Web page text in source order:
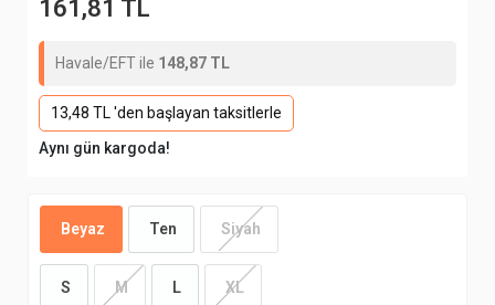
161,81 TL
Havale/EFT ile 148,87 TL
13,48 TL 'den başlayan taksitlerle
Aynı gün kargoda!
Beyaz Ten Siyah
S M L XL